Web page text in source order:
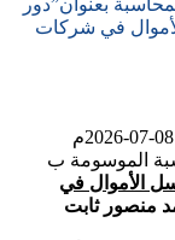
بعنوان”دور
في شركات
عقدت الأكاديمية اليمنية اليوم الأربعاء الموافق 08-07-2026م
الموسومة ب
الأموال في
منصور ثابت